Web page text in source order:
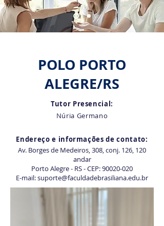
POLO PORTO
ALEGRE/RS
Tutor Presencial:
Núria Germano
Endereço e informações de contato:
Av. Borges de Medeiros, 308, conj. 126, 120
andar
Porto Alegre - RS - CEP:90020-020
E-mail:suporte@faculdadebrasiliana.edu.br